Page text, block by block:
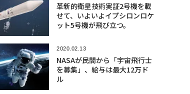
革新的衛星技術実証2号機を載
せて、いよいよイプシロンロケ
ット5号機が飛び立つ。
2020.02.13
NASAが民間から「宇宙飛行士
を募集」、給与は最大12万ド
ル